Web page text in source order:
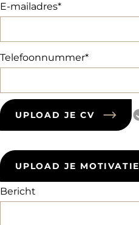
E-mailadres
Telefoonnummer
UPLOAD JE CV
UPLOAD JE MOTIVATIE
Bericht